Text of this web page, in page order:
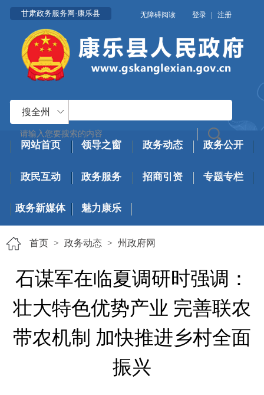
甘肃政务服务网·康乐县 无障碍阅读 登录 | 注册
搜全州
网站首页 领导之窗 政务动态 政务公开
政民互动 政务服务 招商引资 专题专栏
政务新媒体 魅力康乐
首页 > 政务动态 > 州政府网
石谋军在临夏调研时强调：
壮大特色优势产业 完善联农
带农机制 加快推进乡村全面
振兴